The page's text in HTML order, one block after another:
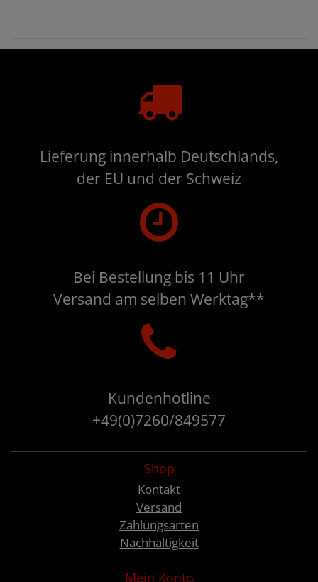
Lieferung innerhalb Deutschlands,
der EU und der Schweiz
Bei Bestellung bis 11 Uhr
Versand am selben Werktag**
Kundenhotline
+49(0)7260/849577
Shop
Kontakt
Versand
Zahlungsarten
Nachhaltigkeit
Mein Konto